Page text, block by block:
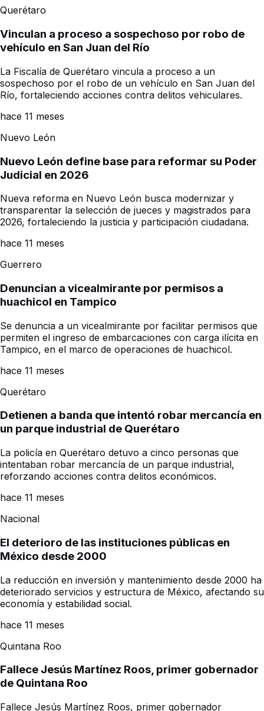
Querétaro
Vinculan a proceso a sospechoso por robo de
vehículo en San Juan del Río
La Fiscalía de Querétaro vincula a proceso a un
sospechoso por el robo de un vehículo en San Juan del
Río, fortaleciendo acciones contra delitos vehiculares.
hace 11 meses
Nuevo León
Nuevo León define base para reformar su Poder
Judicial en 2026
Nueva reforma en Nuevo León busca modernizar y
transparentar la selección de jueces y magistrados para
2026, fortaleciendo la justicia y participación ciudadana.
hace 11 meses
Guerrero
Denuncian a vicealmirante por permisos a
huachicol en Tampico
Se denuncia a un vicealmirante por facilitar permisos que
permiten el ingreso de embarcaciones con carga ilícita en
Tampico, en el marco de operaciones de huachicol.
hace 11 meses
Querétaro
Detienen a banda que intentó robar mercancía en
un parque industrial de Querétaro
La policía en Querétaro detuvo a cinco personas que
intentaban robar mercancía de un parque industrial,
reforzando acciones contra delitos económicos.
hace 11 meses
Nacional
El deterioro de las instituciones públicas en
México desde 2000
La reducción en inversión y mantenimiento desde 2000 ha
deteriorado servicios y estructura de México, afectando su
economía y estabilidad social.
hace 11 meses
Quintana Roo
Fallece Jesús Martínez Roos, primer gobernador
de Quintana Roo
Fallece Jesús Martínez Roos, primer gobernador